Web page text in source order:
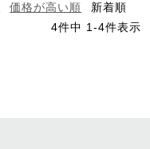
価格が高い順
新着順
4件中 1 -4件表示